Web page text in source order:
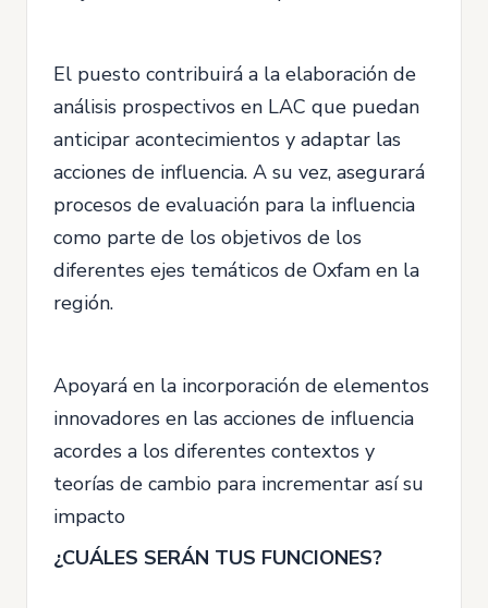
El puesto contribuirá a la elaboración de
análisis prospectivos en LAC que puedan
anticipar acontecimientos y adaptar las
acciones de influencia. A su vez, asegurará
procesos de evaluación para la influencia
como parte de los objetivos de los
diferentes ejes temáticos de Oxfam en la
región.
Apoyará en la incorporación de elementos
innovadores en las acciones de influencia
acordes a los diferentes contextos y
teorías de cambio para incrementar así su
impacto
¿CUÁLES SERÁN TUS FUNCIONES?